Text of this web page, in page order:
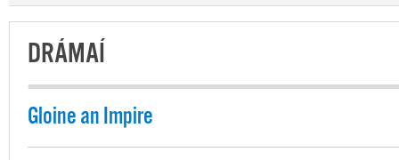
DRÁMAÍ
Gloine an Impire